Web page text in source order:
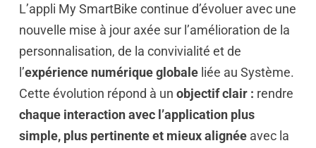
L’appli My SmartBike continue d’évoluer avec une
nouvelle mise à jour axée sur l’amélioration de la
personnalisation, de la convivialité et de
l’expérience numérique globaleliée au Système.
Cette évolution répond à un objectif clair : rendre
chaque interaction avec l’application plus
simple, plus pertinente et mieux alignée avec la